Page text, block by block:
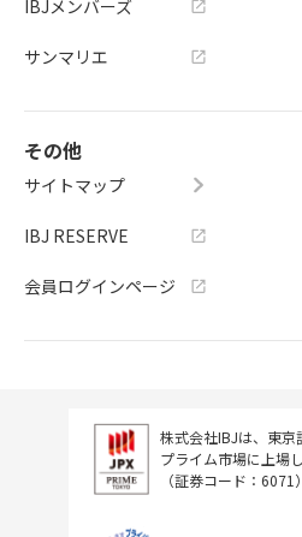
IBJメンバーズ
サンマリエ
その他
サイトマップ
IBJ RESERVE
会員ログインページ
株式会社IBJは、東京
プライム市場に上場
（証券コード：6071）